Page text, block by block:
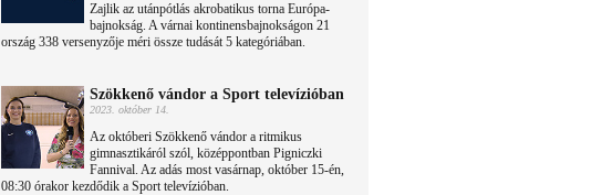
Zajlik az utánpótlás akrobatikus torna Európa-
bajnokság. A várnai kontinensbajnokságon 21
ország 338 versenyzője méri össze tudását 5 kategóriában.
Szökkenő vándor a Sport televízióban
2023. október 14.
Az októberi Szökkenő vándor a ritmikus
gimnasztikáról szól, középpontban Pigniczki
Fannival. Az adás most vasárnap, október 15-én,
08:30 órakor kezdődik a Sport televízióban.